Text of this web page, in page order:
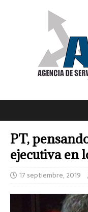
PT,
ejecutiva en
17 septiembre, 2019